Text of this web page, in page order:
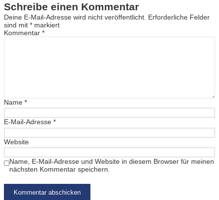
Schreibe einen Kommentar
Deine E-Mail-Adresse wird nicht veröffentlicht. Erforderliche Felder
sind mit * markiert
Kommentar *
Name *
E-Mail-Adresse *
Website
Name, E-Mail-Adresse und Website in diesem Browser für meinen
nächsten Kommentar speichern.